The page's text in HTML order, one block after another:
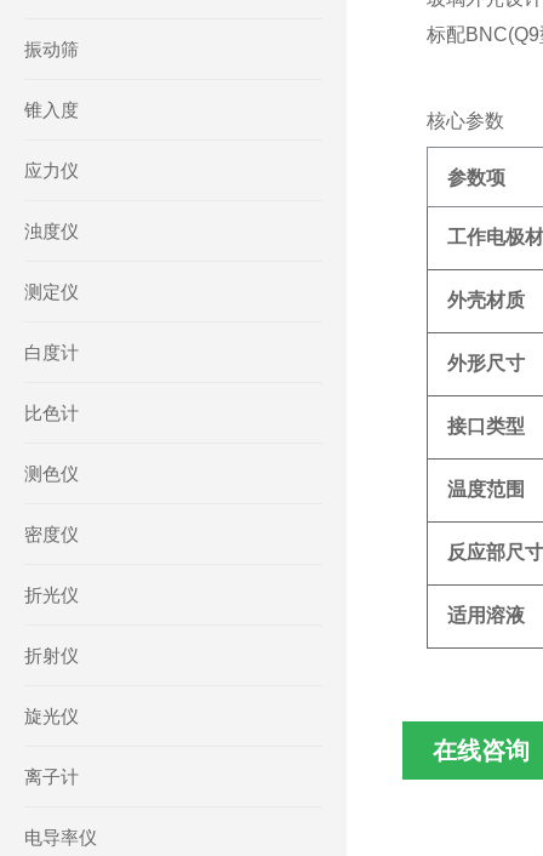
振动筛
锥入度
应力仪
浊度仪
测定仪
白度计
比色计
测色仪
密度仪
折光仪
折射仪
旋光仪
离子计
电导率仪
标配
核心参数
参数项
工作电极
外壳材质
外形尺寸
接口类型
温度范围
反应部尺寸
适用溶液
在线咨询